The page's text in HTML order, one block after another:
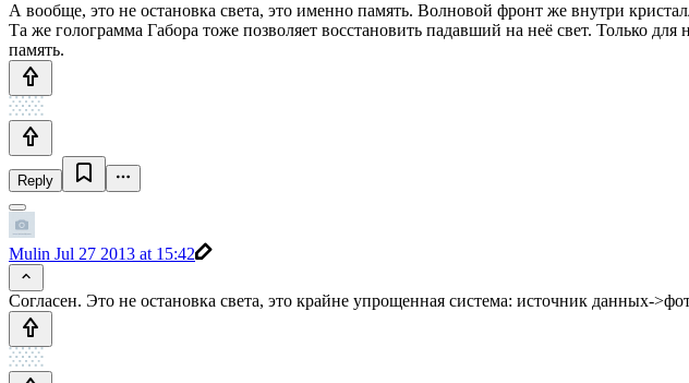
А вообще, это не остановка света, это именно память. Волновой фронт же внутри
Та же голограмма Габора тоже позволяет восстановить падавший на неё свет. Только
память.
Reply
Mulin Jul 27 2013 at 15:42
Согласен. Это не остановка света, это крайне упрощенная система: источник данных-